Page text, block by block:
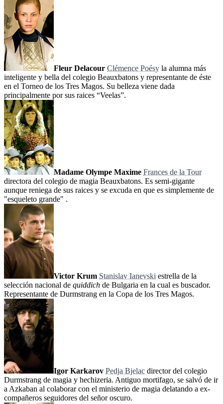
Fleur Delacour Clémence Poésy la alumna más
inteligente y bella del colegio Beauxbatons y representante de éste
en el Torneo de los Tres Magos. Su belleza viene dada
principalmente por sus raices “Veelas”.
Madame Olympe Maxime Frances de la Tour
directora del colegio de magia Beauxbatons. Es semi-gigante
aunque reniega de sus raices y se excuda en que es simplemente de
"esqueleto grande" .
Victor Krum Stanislav Ianevski estrella de la
selección nacional de quiddich de Bulgaria en la cual es buscador.
Representante de Durmstrang en la Copa de los Tres Magos.
Igor Karkarov Pedja Bjelac director del colegio
Durmstrang de magia y hechizeria. Antiguo mortifago, se salvó de ir
a Azkaban al colaborar con el ministerio de magia delatando a ex-
compañeros seguidores del señor oscuro.